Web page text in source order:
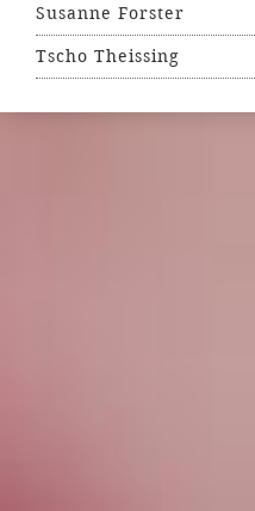
Susanne Forster
Tscho Theissing